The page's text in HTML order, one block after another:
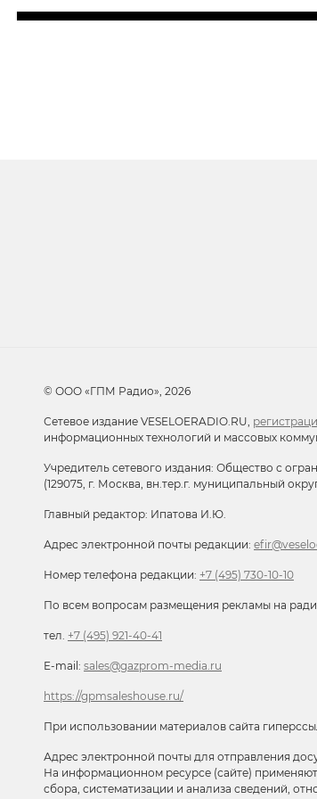
© ООО «ГПМ Радио», 2026
Сетевое издание VESELOERADIO.RU,
информационных технологий и массовых
Учредитель сетевого издания: Общество с
(129075, г. Москва, вн.тер.г. муниципальный
Главный редактор: Ипатова И.Ю.
Адрес электронной почты редакции:
Номер телефона редакции: +7 (495) 730-10-10
По всем вопросам размещения рекламы на
тел. +7 (495) 921-40-41
E-mail: sales@gazprom-media.ru
https://gpmsaleshouse.ru/
При использовании материалов сайта
Адрес электронной почты для отправления
На информационном ресурсе (сайте)
сбора, систематизации и анализа сведений,